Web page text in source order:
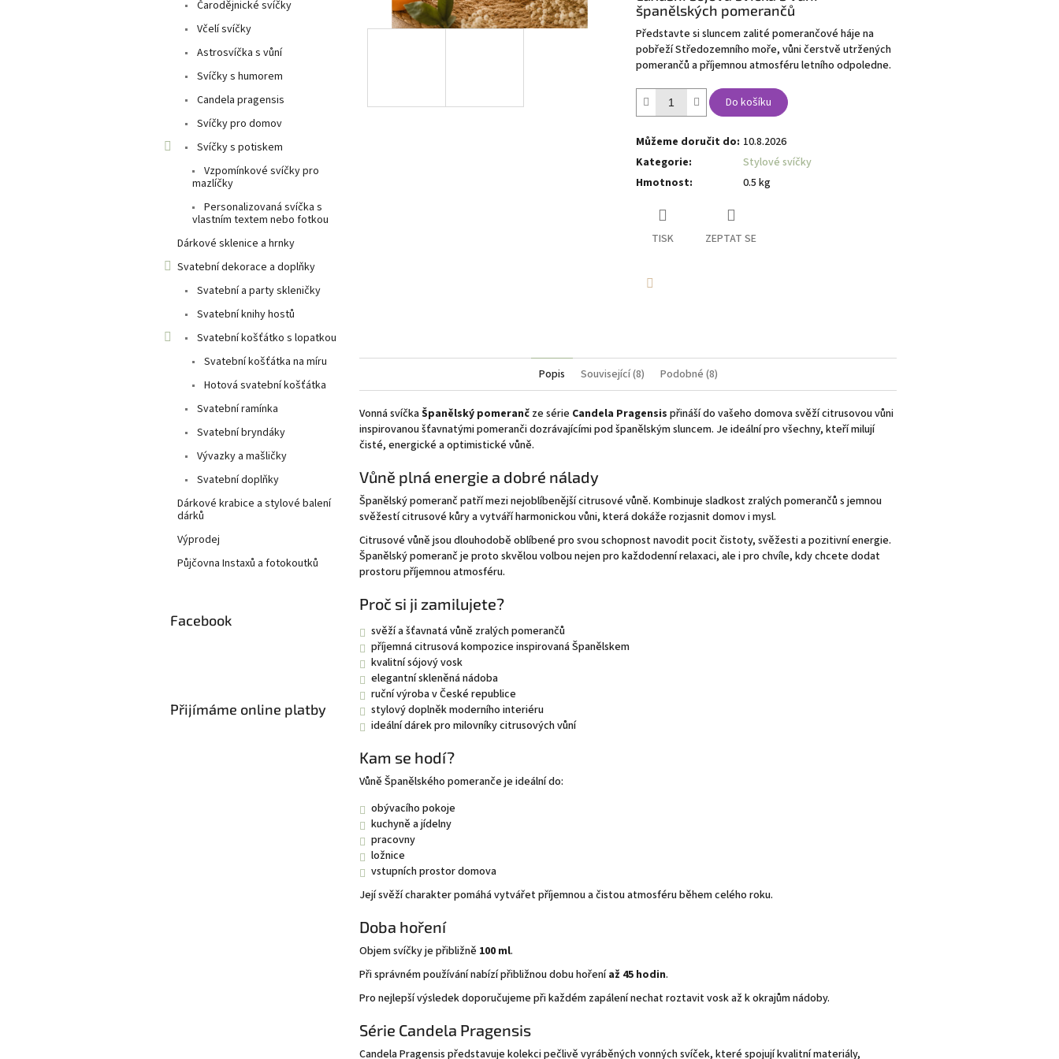
Čarodějnické svíčky
Včelí svíčky
Astrosvíčka s vůní
Svíčky s humorem
Candela pragensis
Svíčky pro domov
Svíčky s potiskem
Vzpomínkové svíčky pro
mazlíčky
Personalizovaná svíčka s
vlastním textem nebo fotkou
Dárkové sklenice a hrnky
Svatební dekorace a doplňky
Svatební a party skleničky
Svatební knihy hostů
Svatební košťátko s lopatkou
Svatební košťátka na míru
Hotová svatební košťátka
Svatební ramínka
Svatební bryndáky
Vývazky a mašličky
Svatební doplňky
Dárkové krabice a stylové balení
dárků
Výprodej
Půjčovna Instaxů a fotokoutků
Facebook
Přijímáme online platby
5
hvězdiček.
španělských pomerančů
Představte si sluncem zalité pomerančové háje na
pobřeží Středozemního moře, vůni čerstvě utržených
pomerančů a příjemnou atmosféru letního odpoledne.
Do košíku
Můžeme doručit do: 10.8.2026
Kategorie:
Stylové svíčky
Hmotnost: 0.5 kg
TISK ZEPTAT SE
Popis Související (8) Podobné (8)
Vonná svíčkaŠpanělský pomeranč ze série Candela Pragensis přináší do vašeho domova svěží citrusovou vůni
inspirovanou šťavnatými pomeranči dozrávajícími pod španělským sluncem. Je ideální pro všechny, kteří milují
čisté, energické a optimistické vůně.
Vůně plná energie a dobré nálady
Španělský pomeranč patří mezi nejoblíbenější citrusové vůně. Kombinuje sladkost zralých pomerančů s jemnou
svěžestí citrusové kůry a vytváří harmonickou vůni, která dokáže rozjasnit domov i mysl.
Citrusové vůně jsou dlouhodobě oblíbené pro svou schopnost navodit pocit čistoty, svěžesti a pozitivní energie.
Španělský pomeranč je proto skvělou volbou nejen pro každodenní relaxaci, ale i pro chvíle, kdy chcete dodat
prostoru příjemnou atmosféru.
Proč si ji zamilujete?
svěží a šťavnatá vůně zralých pomerančů
příjemná citrusová kompozice inspirovaná Španělskem
kvalitní sójový vosk
elegantní skleněná nádoba
ruční výroba v České republice
stylový doplněk moderního interiéru
ideální dárek pro milovníky citrusových vůní
Kam se hodí?
Vůně Španělského pomeranče je ideální do:
obývacího pokoje
kuchyně a jídelny
pracovny
ložnice
vstupních prostor domova
Její svěží charakter pomáhá vytvářet příjemnou a čistou atmosféru během celého roku.
Doba hoření
Objem svíčky je přibližně 100 ml.
Při správném používání nabízí přibližnou dobu hořeníaž 45 hodin.
Pro nejlepší výsledek doporučujeme při každém zapálení nechat roztavit vosk až k okrajům nádoby.
Série Candela Pragensis
Candela Pragensis představuje kolekci pečlivě vyráběných vonných svíček, které spojují kvalitní materiály,